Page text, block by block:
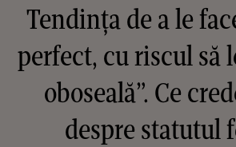
Tendința de a le
perfect, cu riscul să
oboseală”. Ce
despre statutul